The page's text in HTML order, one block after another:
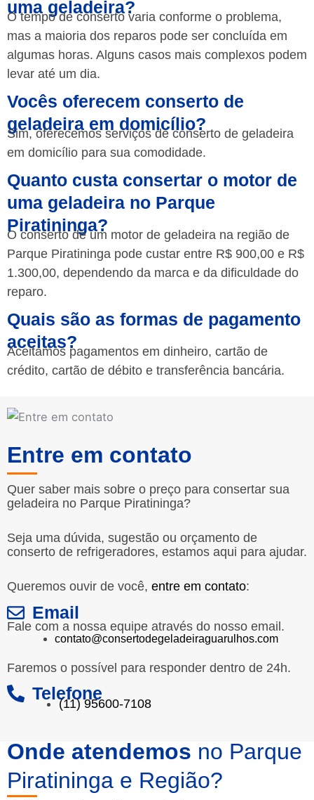
uma geladeira?
O tempo de conserto varia conforme o problema,
mas a maioria dos reparos pode ser concluída em
algumas horas. Alguns casos mais complexos podem
levar até um dia.
Vocês oferecem conserto de
geladeira em domicílio?
Sim, oferecemos serviços de conserto de geladeira
em domicílio para sua comodidade.
Quanto custa consertar o motor de
uma geladeira no Parque
Piratininga?
O conserto de um motor de geladeira na região de
Parque Piratininga pode custar entre R$ 900,00 e R$
1.300,00, dependendo da marca e da dificuldade do
reparo.
Quais são as formas de pagamento
aceitas?
Aceitamos pagamentos em dinheiro, cartão de
crédito, cartão de débito e transferência bancária.
Entre em contato
Quer saber mais sobre o preço para consertar sua
geladeira no Parque Piratininga?
Seja uma dúvida, sugestão ou orçamento de
conserto de refrigeradores, estamos aqui para ajudar.
Queremos ouvir de você, entre em contato:
Email
Fale com a nossa equipe através do nosso email.
contato@consertodegeladeiraguarulhos.com
Faremos o possível para responder dentro de 24h.
Telefone
(11) 95600-7108
Onde atendemos no Parque
Piratininga e Região?